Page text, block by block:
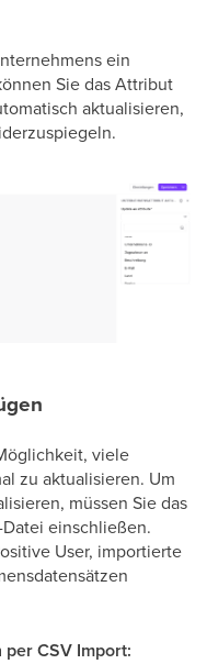
ein
Sie das Attribut
aktualisieren,
viele
zu aktualisieren. Um
müssen Sie das
Datei einschließen.
User, importierte
CSV Import: